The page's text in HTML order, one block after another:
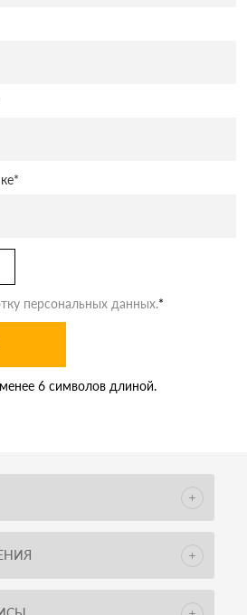
*
персональных данных.*
6 символов длиной.